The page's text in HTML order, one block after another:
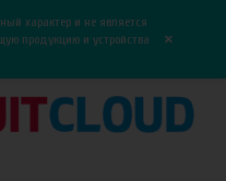
0
характер и не является
продукцию и устройства
×